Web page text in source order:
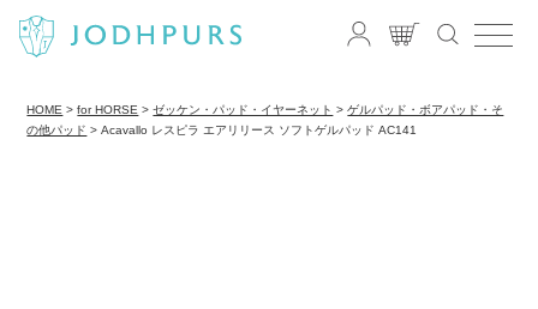
HOME for HORSE ゼッケン・パッド・イヤーネット
ゲルパッド・ボアパッド・そ
の他パッド
Acavallo レスピラ エアリリース ソフトゲルパッド AC141